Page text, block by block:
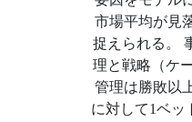
市場平均が見
捉えられる。
理と戦略（ケ
管理は勝敗以
に対して1ベッ